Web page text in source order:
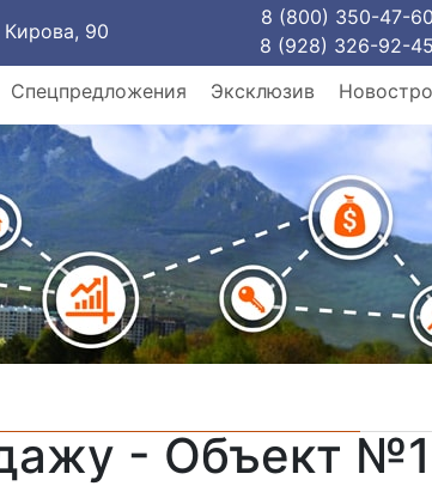
Кирова, 90
8 (800) 350-47-60
8 (928) 326-92-45
Спецпредложения Эксклюзив
- Объект